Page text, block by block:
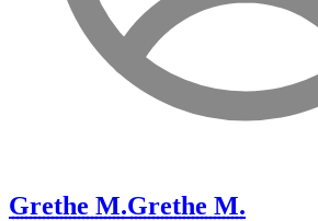
Grethe M.Grethe M.